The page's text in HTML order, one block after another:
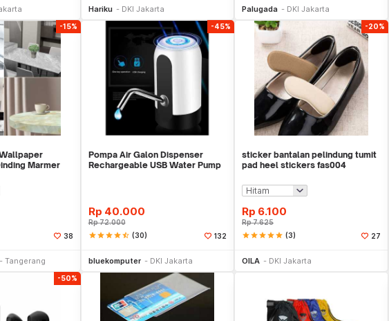
Hariku DKI Jakarta Palugada DKI Jakarta
-15%
Marmer
38
Tangerang
-45%
Pompa Air Galon Dispenser
Rechargeable USB Water Pump
Rp 40.000
Rp72.000
starstarstarstarstar_half (30) 132
bluekomputer DKI Jakarta
-20%
sticker bantalan pelindung tumit
pad heel stickers fas004
Rp 6.100
Rp7.625
starstarstarstarstar (3) 27
OILA DKI Jakarta
-50%